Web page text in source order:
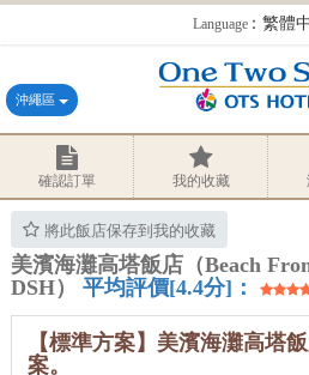
Language：繁體
沖繩區
確認訂單 我的收藏
將此飯店保存到我的收藏
美濱海灘高塔飯店（Beach
DSH） 平均評價[4.4分]：
【標準方案】美濱海灘高塔
案。